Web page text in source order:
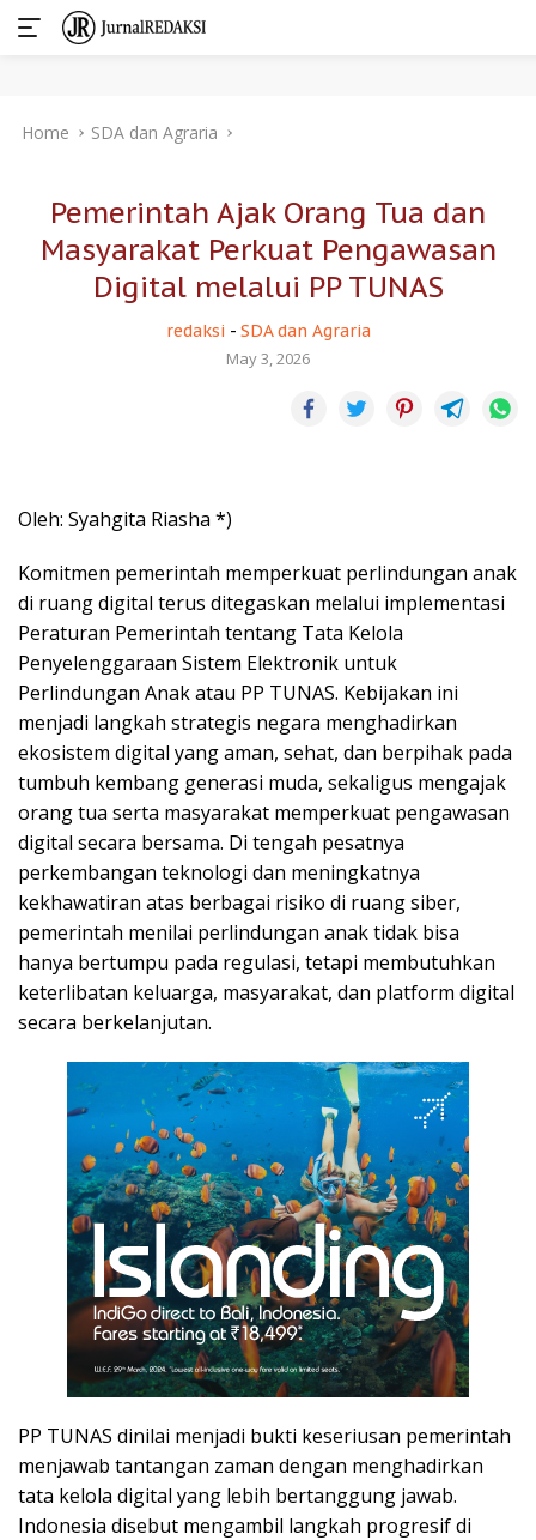
Home SDA dan Agraria
Pemerintah Ajak Orang Tua dan
Masyarakat Perkuat Pengawasan
Digital melalui PP TUNAS
redaksi - SDA dan Agraria
May 3, 2026
Oleh: Syahgita Riasha *)
Komitmen pemerintah memperkuat perlindungan anak
di ruang digital terus ditegaskan melalui implementasi
Peraturan Pemerintah tentang Tata Kelola
Penyelenggaraan Sistem Elektronik untuk
Perlindungan Anak atau PP TUNAS. Kebijakan ini
menjadi langkah strategis negara menghadirkan
ekosistem digital yang aman, sehat, dan berpihak pada
tumbuh kembang generasi muda, sekaligus mengajak
orang tua serta masyarakat memperkuat pengawasan
digital secara bersama. Di tengah pesatnya
perkembangan teknologi dan meningkatnya
kekhawatiran atas berbagai risiko di ruang siber,
pemerintah menilai perlindungan anak tidak bisa
hanya bertumpu pada regulasi, tetapi membutuhkan
keterlibatan keluarga, masyarakat, dan platform digital
secara berkelanjutan.
PP TUNAS dinilai menjadi bukti keseriusan pemerintah
menjawab tantangan zaman dengan menghadirkan
tata kelola digital yang lebih bertanggung jawab.
Indonesia disebut mengambil langkah progresif di